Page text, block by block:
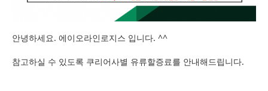
안녕하세요. 에이오라인로지스 입니다. ^^
참고하실 수 있도록 쿠리어사별 유류할증료를 안내해드립니다.